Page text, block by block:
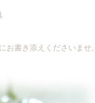
書き添えくださいませ。